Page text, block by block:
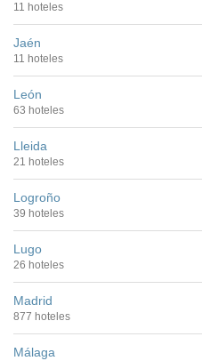
11 hoteles
Jaén
11 hoteles
León
63 hoteles
Lleida
21 hoteles
Logroño
39 hoteles
Lugo
26 hoteles
Madrid
877 hoteles
Málaga